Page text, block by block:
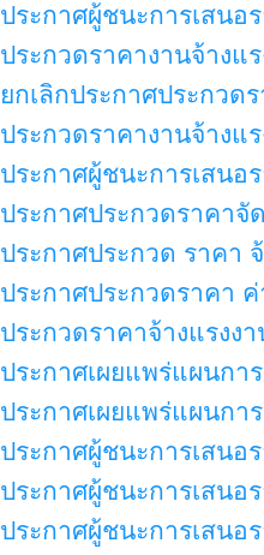
ประกาศผู้ชนะการเสนอ
ประกวดราคางานจ้างแ
ยกเลิกประกาศประกวด
ประกวดราคางานจ้างแ
ประกาศผู้ชนะการเสนอ
ประกาศประกวดราคา
ประกาศประกวด ราคา
ประกาศประกวดราคา
ประกวดราคาจ้างแรงง
ประกาศเผยแพร่แผนกา
ประกาศเผยแพร่แผนกา
ประกาศผู้ชนะการเสน
ประกาศผู้ชนะการเสนอ
ประกาศผู้ชนะการเสนอ